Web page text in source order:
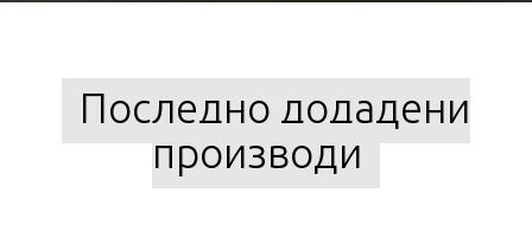
Последно додадени
производи